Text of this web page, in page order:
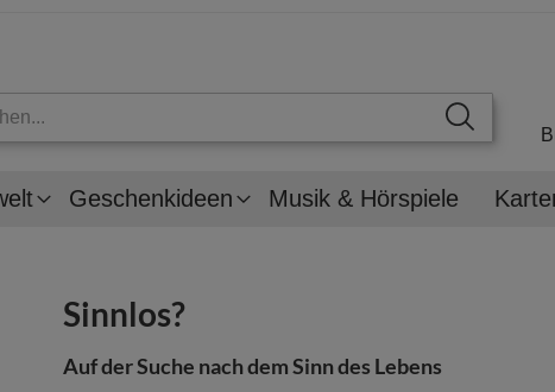
Geschenkideen Musik & Hörspiele
Sinnlos?
Auf der Suche nach dem Sinn des Lebens